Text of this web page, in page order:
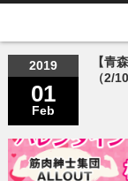
2019
01
Feb
【青
（2/10